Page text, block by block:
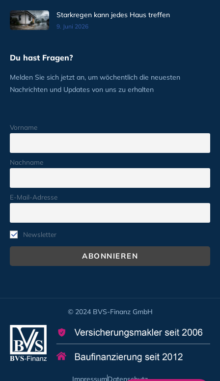
Starkregen kann jedes Haus treffen
9. Juni 2026
Du hast Fragen?
Melden Sie sich jetzt an, um wöchentlich die neuesten
Nachrichten und Updates von uns zu erhalten
Vorname
Nachname
E-Mail-Adresse
Newsletter
© 2024 BVS-Finanz GmbH
ImpressumDatenschutz